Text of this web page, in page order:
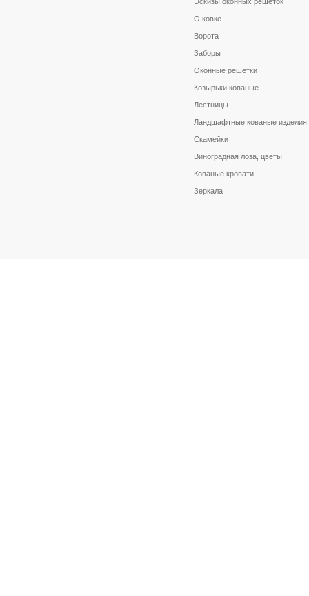
О ковке
Ворота
Заборы
Оконные решетки
Козырьки кованые
Лестницы
Ландшафтные кованые изделия
Скамейки
Виноградная лоза, цветы
Кованые кровати
Зеркала